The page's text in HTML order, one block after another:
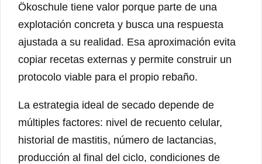
Ökoschule tiene valor porque parte de una
explotación concreta y busca una respuesta
ajustada a su realidad. Esa aproximación evita
copiar recetas externas y permite construir un
protocolo viable para el propio rebaño.
La estrategia ideal de secado depende de
múltiples factores: nivel de recuento celular,
historial de mastitis, número de lactancias,
producción al final del ciclo, condiciones de